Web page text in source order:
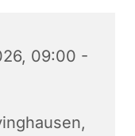
09:00 -